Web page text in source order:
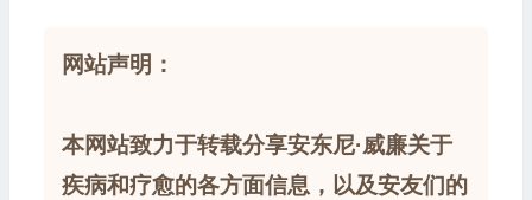
网站声明：
本网站致力于转载分享安东尼·威廉关于
疾病和疗愈的各方面信息，以及安友们的